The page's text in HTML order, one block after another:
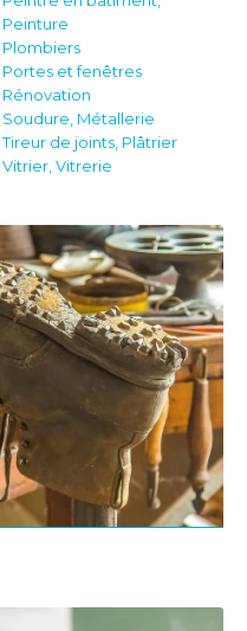
Peinture
Plombiers
Portes et fenêtres
Rénovation
Soudure, Métallerie
Tireur de joints, Plâtrier
Vitrier, Vitrerie